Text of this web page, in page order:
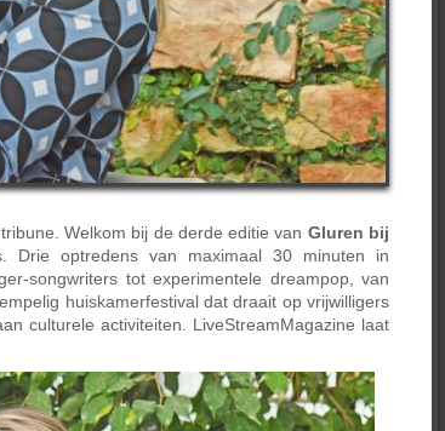
Welkom bij de derde editie van Gluren bij
Drie optredens van maximaal 30 minuten in
songwriters tot experimentele dreampop, van
huiskamerfestival dat draait op vrijwilligers
culturele activiteiten. LiveStreamMagazine laat